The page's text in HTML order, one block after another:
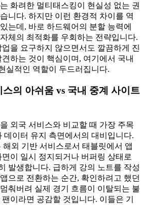
화려한 멀티태스킹이 현실성 없는 권
니다. 하지만 이런 환경적 차이를 역
는데, 바로 하드웨어의 분할 능력에
체의 최적화를 우회하는 전략입니다.
을 요구하지 않으면서도 깔끔하게 진
하는 것이 핵심이며, 여기에서 국내
실적인 역할이 두드러집니다.
의 아쉬움 vs 국내 중계 사이트
외국 서비스와 비교할 때 가장 주목
데이터 유지 측면에서의 대비입니다.
외 기반 서비스로서 태블릿에서 앱
이 일시 정지되거나 버퍼링 상태로
발생합니다. 급하게 강의 노트를 작성
으로 전환하는 순간, 확인하려고 했던
춰버려 실제 경기 흐름이 이탈되는 불
이라면 공감할 것입니다. 이들은 기